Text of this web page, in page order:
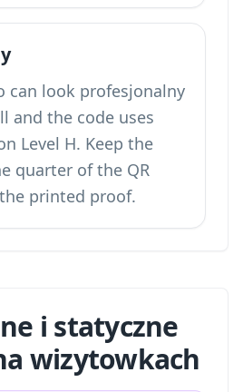
can look profesjonalny
and the code uses
Level H. Keep the
quarter of the QR
printed proof.
i statyczne
wizytowkach